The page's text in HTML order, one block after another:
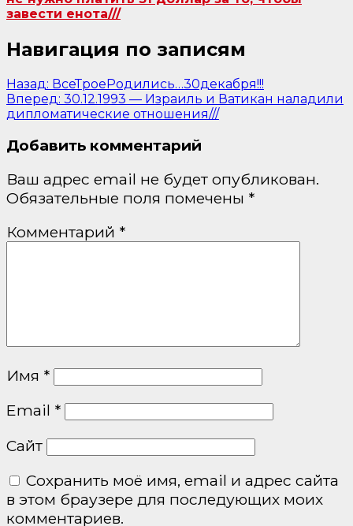
завести енота///
Навигация по записям
Назад: ВсеТроеРодились…30декабря!!!
Вперед: 30.12.1993 — Израиль и Ватикан наладили
дипломатические отношения///
Добавить комментарий
Ваш адрес email не будет опубликован.
Обязательные поля помечены *
Комментарий *
Имя *
Email *
Сайт
Сохранить моё имя, email и адрес сайта
в этом браузере для последующих моих
комментариев.